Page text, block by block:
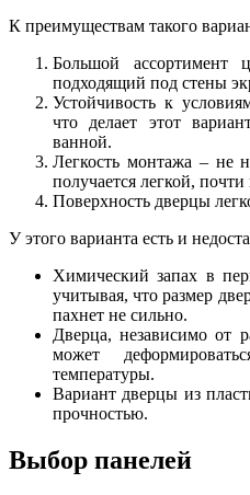
К преимуществам такого
Большой ассортимент
подходящий под стены
Устойчивость к
что делает этот
ванной.
Легкость монтажа – не
получается легкой,
Поверхность дверцы
У этого варианта есть и
Химический запах в
учитывая, что размер
пахнет не сильно.
Дверца, независимо от
может
температуры.
Вариант дверцы из
прочностью.
Выбор панелей